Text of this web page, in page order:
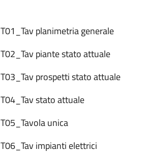
T01_Tav planimetria generale
T02_Tav piante stato attuale
T03_Tav prospetti stato attuale
T04_Tav stato attuale
T05_Tavola unica
T06_Tav impianti elettrici